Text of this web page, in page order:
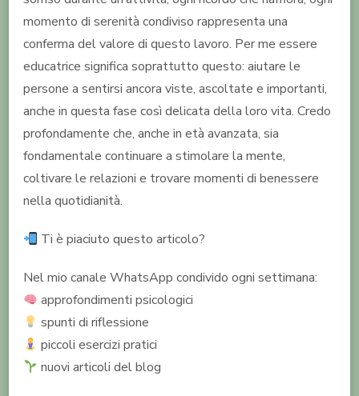
momento di serenità condiviso rappresenta una
conferma del valore di questo lavoro. Per me essere
educatrice significa soprattutto questo: aiutare le
persone a sentirsi ancora viste, ascoltate e importanti,
anche in questa fase così delicata della loro vita. Credo
profondamente che, anche in età avanzata, sia
fondamentale continuare a stimolare la mente,
coltivare le relazioni e trovare momenti di benessere
nella quotidianità.
Ti è piaciuto questo articolo?
Nel mio canale WhatsApp condivido ogni settimana:
approfondimenti psicologici
spunti di riflessione
piccoli esercizi pratici
nuovi articoli del blog